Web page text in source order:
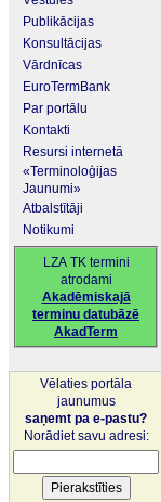
Publikācijas
Konsultācijas
Vārdnīcas
EuroTermBank
Par portālu
Kontakti
Resursi internetā
«Terminoloģijas
Jaunumi»
Atbalstītāji
Notikumi
LZA TK termini
atrodami
Akadēmiskajā
terminu datubāzē
AkadTerm
Vēlaties portāla
jaunumus
saņemt pa e-pastu?
Norādiet savu adresi: